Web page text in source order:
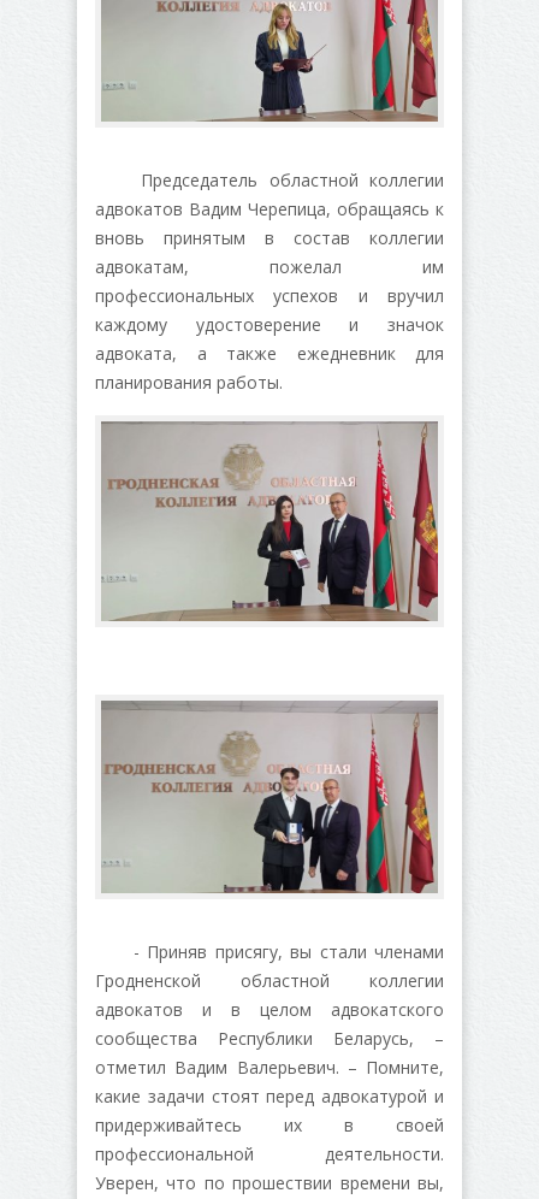
Председатель областной коллегии
адвокатов Вадим Черепица, обращаясь к
вновь принятым в состав коллегии
адвокатам, пожелал им
профессиональных успехов и вручил
каждому удостоверение и значок
адвоката, а также ежедневник для
планирования работы.
- Приняв присягу, вы стали членами
Гродненской областной коллегии
адвокатов и в целом адвокатского
сообщества Республики Беларусь, –
отметил Вадим Валерьевич. – Помните,
какие задачи стоят перед адвокатурой и
придерживайтесь их в своей
профессиональной деятельности.
Уверен, что по прошествии времени вы,